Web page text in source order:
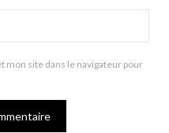
mon site dans le navigateur pour